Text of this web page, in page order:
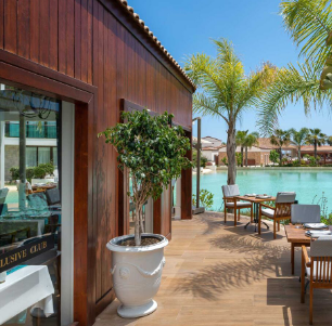
Согласие на обработку персональных данных
Политика конфиденциальности
©2023. Все права защищены.
Разработка сайта Overlay Studio
Контакты
Telegram
СОЦИАЛЬНЫЕ СЕТИ
Специальные предложения